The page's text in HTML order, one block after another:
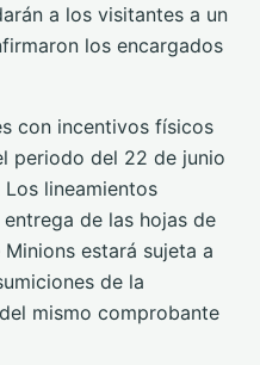
a los visitantes a un
los encargados
con incentivos físicos
periodo del 22 de junio
lineamientos
de las hojas de
estará sujeta a
de la
mismo comprobante